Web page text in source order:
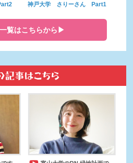
神戸大学 さりーさん Part1
覧はこちらから▶